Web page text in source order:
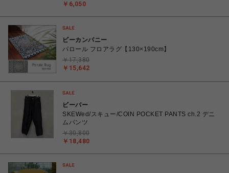
￥6,050
ビーカンパニー
パロール フロアラグ【130×190cm】
￥15,642
￥17,380
ビーバー
SKEWed/スキュー/COIN POCKET PANTS ch.2 デニ
ムパンツ
￥18,480
￥30,800